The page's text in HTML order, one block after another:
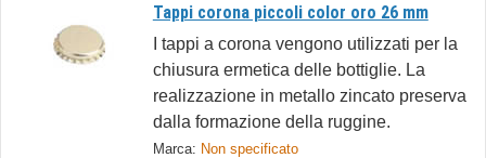
Tappi corona piccoli color oro 26 mm
I tappi a corona vengono utilizzati per la
chiusura ermetica delle bottiglie. La
realizzazione in metallo zincato preserva
dalla formazione della ruggine.
Marca: Non specificato